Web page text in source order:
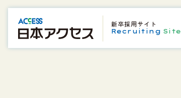
新卒採用サイト
Recruiting Site